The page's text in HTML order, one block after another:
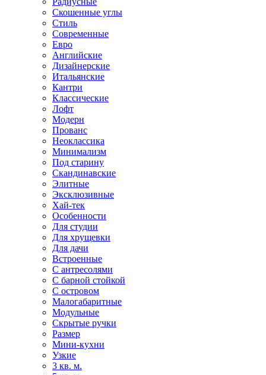
Скошенные углы
Стиль
Современные
Евро
Английские
Дизайнерские
Итальянские
Кантри
Классические
Лофт
Модерн
Прованс
Неоклассика
Минимализм
Под старину
Скандинавские
Элитные
Эксклюзивные
Хай-тек
Особенности
Для студии
Для хрущевки
Для дачи
Встроенные
С антресолями
С барной стойкой
С островом
Малогабаритные
Модульные
Скрытые ручки
Размер
Мини-кухни
Узкие
3 кв. м.